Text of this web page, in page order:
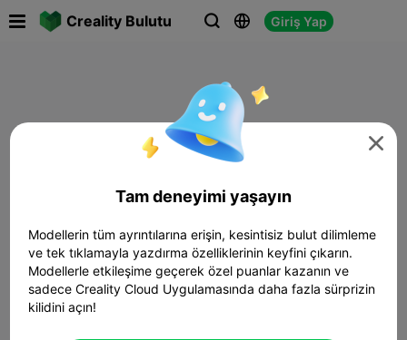
Creality Bulutu   Giriş Yap

Tam deneyimi yaşayın
Modellerin tüm ayrıntılarına erişin, kesintisiz bulut dilimleme
ve tek tıklamayla yazdırma özelliklerinin keyfini çıkarın.
Modellerle etkileşime geçerek özel puanlar kazanın ve
sadece Creality Cloud Uygulamasında daha fazla sürprizin
kilidini açın!